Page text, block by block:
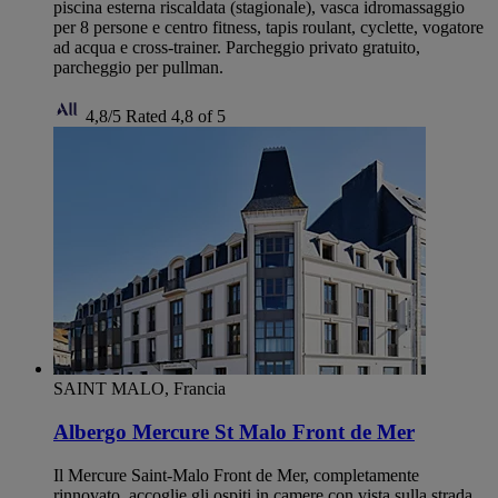
piscina esterna riscaldata (stagionale), vasca idromassaggio
per 8 persone e centro fitness, tapis roulant, cyclette, vogatore
ad acqua e cross-trainer. Parcheggio privato gratuito,
parcheggio per pullman.
4,8/5 Rated 4,8 of 5
SAINT MALO, Francia
Albergo Mercure St Malo Front de Mer
Il Mercure Saint-Malo Front de Mer, completamente